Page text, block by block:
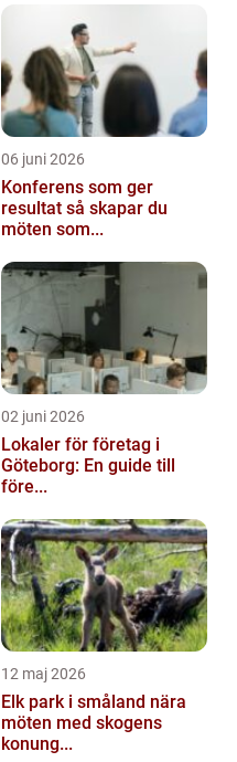
06 juni 2026
Konferens som ger
resultat så skapar du
möten som...
02 juni 2026
Lokaler för företag i
Göteborg: En guide till
före...
12 maj 2026
Elk park i småland nära
möten med skogens
konung...